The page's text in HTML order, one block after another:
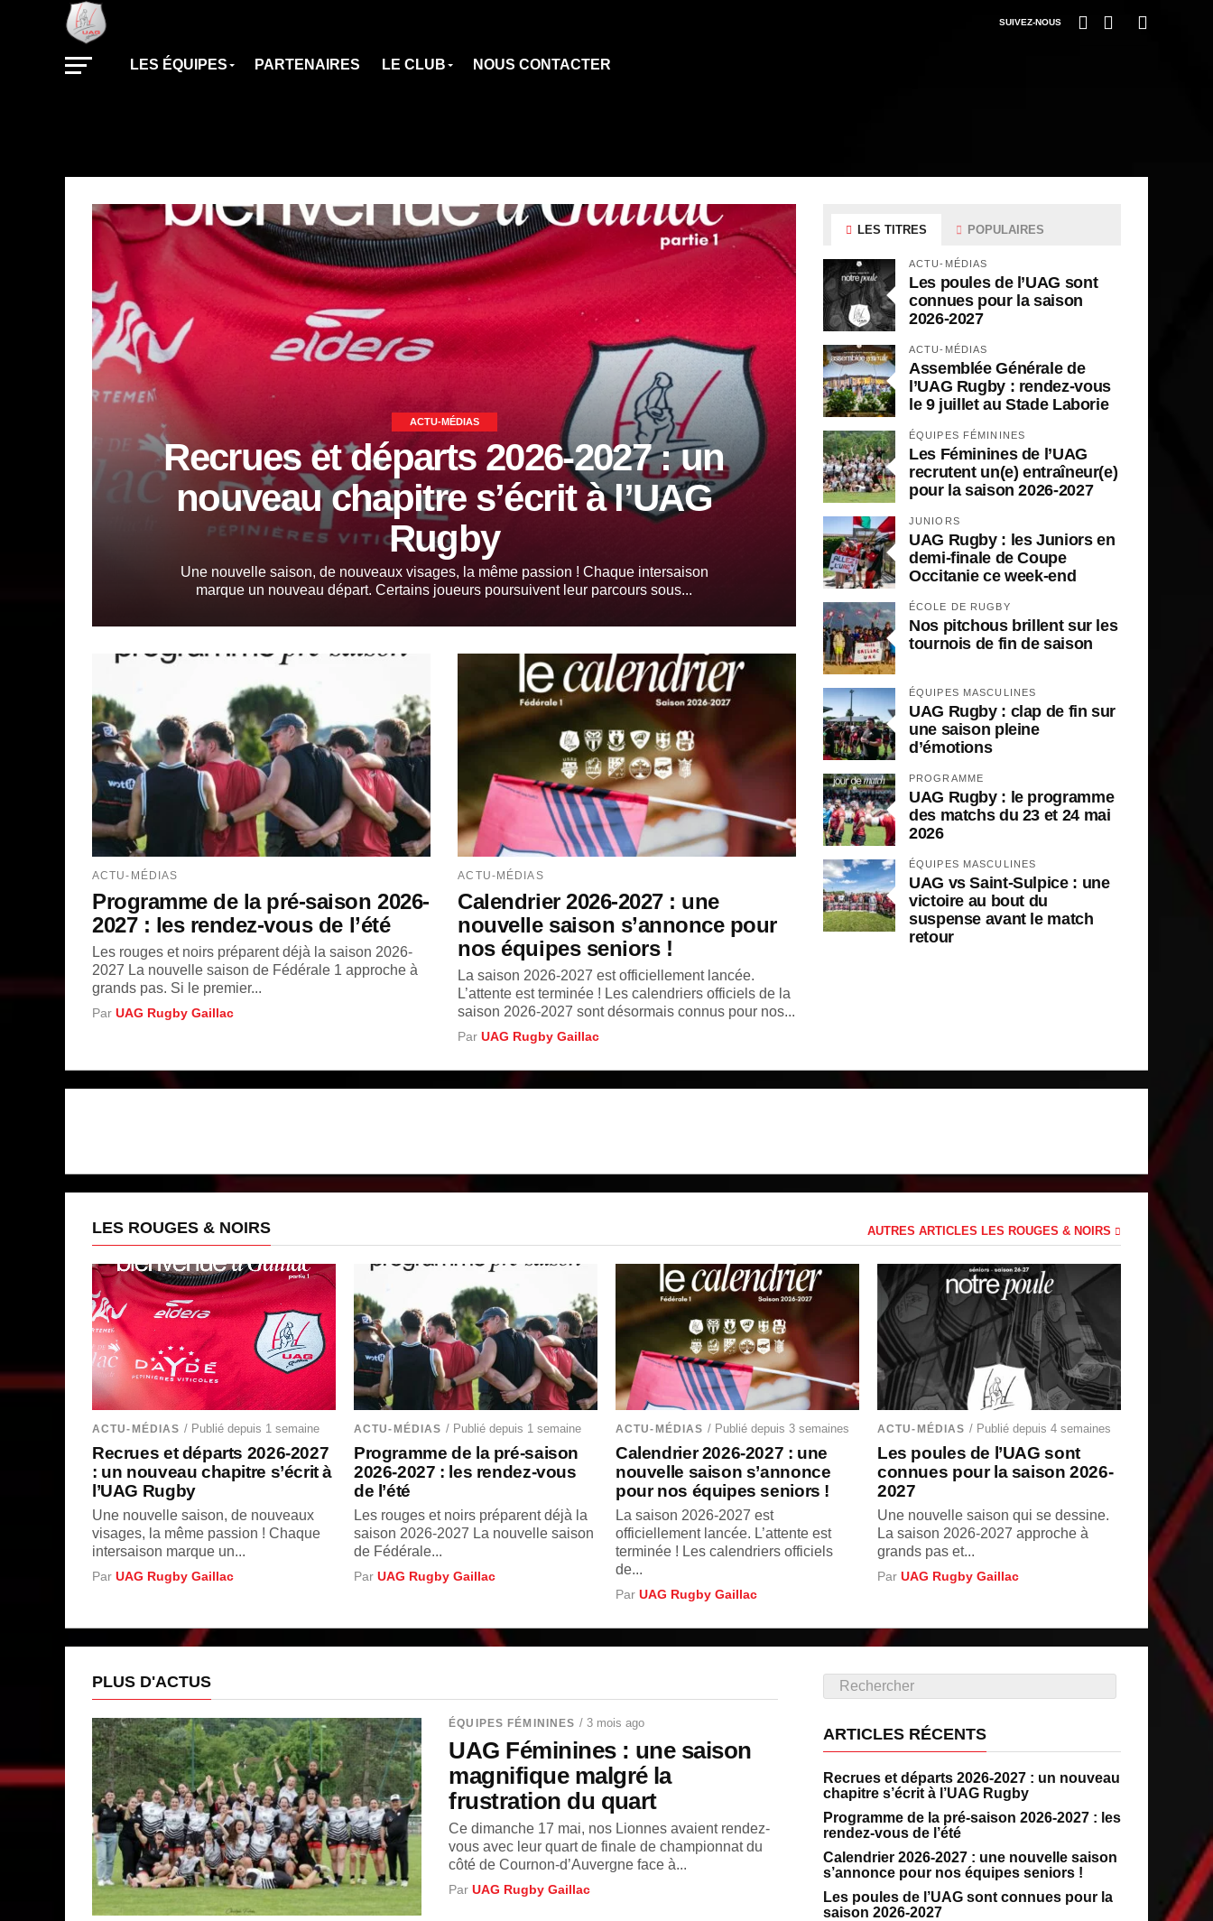
SUIVEZ-NOUS
LES ÉQUIPES PARTENAIRES LE CLUB NOUS CONTACTER
ACTU-MÉDIAS
Recrues et départs 2026-2027 : un
nouveau chapitre s’écrit à l’UAG
Rugby
Une nouvelle saison, de nouveaux visages, la même passion ! Chaque intersaison
marque un nouveau départ. Certains joueurs poursuivent leur parcours sous...
ACTU-MÉDIAS
Programme de la pré-saison 2026-
2027 : les rendez-vous de l’été
Les rouges et noirs préparent déjà la saison 2026-
2027 La nouvelle saison de Fédérale 1 approche à
grands pas. Si le premier...
Par UAG Rugby Gaillac
ACTU-MÉDIAS
Calendrier 2026-2027 : une
nouvelle saison s’annonce pour
nos équipes seniors !
La saison 2026-2027 est officiellement lancée.
L’attente est terminée ! Les calendriers officiels de la
saison 2026-2027 sont désormais connus pour nos...
ParUAG Rugby Gaillac
LES TITRES POPULAIRES
ACTU-MÉDIAS
Les poules de l’UAG sont
connues pour la saison
2026-2027
ACTU-MÉDIAS
Assemblée Générale de
l’UAG Rugby : rendez-vous
le 9 juillet au Stade Laborie
ÉQUIPES FÉMININES
Les Féminines de l’UAG
recrutent un(e) entraîneur(e)
pour la saison 2026-2027
JUNIORS
UAG Rugby : les Juniors en
demi-finale de Coupe
Occitanie ce week-end
ÉCOLE DE RUGBY
Nos pitchous brillent sur les
tournois de fin de saison
ÉQUIPES MASCULINES
UAG Rugby : clap de fin sur
une saison pleine
d’émotions
PROGRAMME
UAG Rugby : le programme
des matchs du 23 et 24 mai
2026
ÉQUIPES MASCULINES
UAG vs Saint-Sulpice : une
victoire au bout du
suspense avant le match
retour
LES ROUGES & NOIRS AUTRES ARTICLES LES ROUGES & NOIRS
ACTU-MÉDIAS / Publié depuis 1 semaine
Recrues et départs 2026-2027
: un nouveau chapitre s’écrit à
l’UAG Rugby
Une nouvelle saison, de nouveaux
visages, la même passion ! Chaque
intersaison marque un...
Par UAG Rugby Gaillac
ACTU-MÉDIAS / Publié depuis 1 semaine
Programme de la pré-saison
2026-2027 : les rendez-vous
de l’été
Les rouges et noirs préparent déjà la
saison 2026-2027 La nouvelle saison
de Fédérale...
Par UAG Rugby Gaillac
ACTU-MÉDIAS / Publié depuis 3 semaines
Calendrier 2026-2027 : une
nouvelle saison s’annonce
pour nos équipes seniors !
La saison 2026-2027 est
officiellement lancée. L’attente est
terminée ! Les calendriers officiels
de...
Par UAG Rugby Gaillac
ACTU-MÉDIAS / Publié depuis 4 semaines
Les poules de l’UAG sont
connues pour la saison 2026-
2027
Une nouvelle saison qui se dessine.
La saison 2026-2027 approche à
grands pas et...
Par UAG Rugby Gaillac
PLUS D'ACTUS
ÉQUIPES FÉMININES / 3 mois ago
UAG Féminines : une saison
magnifique malgré la
frustration du quart
Ce dimanche 17 mai, nos Lionnes avaient rendez-
vous avec leur quart de finale de championnat du
côté de Cournon-d’Auvergne face à...
ParUAG Rugby Gaillac
ARTICLES RÉCENTS
Recrues et départs 2026-2027 : un nouveau
chapitre s’écrit à l’UAG Rugby
Programme de la pré-saison 2026-2027 : les
rendez-vous de l’été
Calendrier 2026-2027 : une nouvelle saison
s’annonce pour nos équipes seniors !
Les poules de l’UAG sont connues pour la
saison 2026-2027